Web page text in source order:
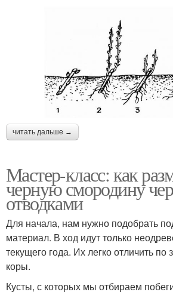
читать дальше →
Мастер-класс: как
черную смородину
отводками
Для начала, нам нужно подобрать
материал. В ход идут только
текущего года. Их легко отличить по
коры.
Кусты, с которых мы отбираем